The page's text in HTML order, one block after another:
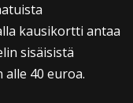
kausikortti antaa
sisäisistä
40 euroa.